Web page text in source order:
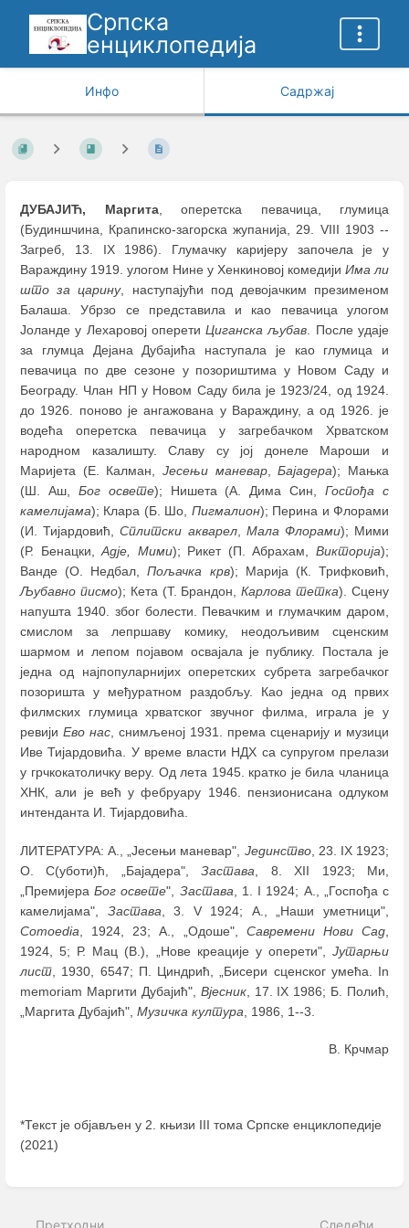
Српска
енциклопедија
Инфо Садржај
ДУБАЈИЋ, Маргита, оперетска певачица, глумица
(Будиншчина, Крапинско-загорска жупанија, 29. VIII 1903 --
Загреб, 13. IX 1986). Глумачку каријеру започела је у
Вараждину 1919. улогом Нине у Хенкиновој комедији Има ли
што за царину, наступајући под девојачким презименом
Балаша. Убрзо се представила и као певачица улогом
Јоланде у Лехаровој оперетиЦиганска љубав. После удаје
за глумца Дејана Дубајића наступала је као глумица и
певачица по две сезоне у позориштима у Новом Саду и
Београду. Члан НП у Новом Саду била је 1923/24, од 1924.
до 1926. поново је ангажована у Вараждину, а од 1926. је
водећа оперетска певачица у загребачком Хрватском
народном казалишту. Славу су јој донеле Мароши и
Маријета (Е. Калман, Јесењи маневар,Бајадера); Мањка
(Ш. Аш, Бог освете); Нишета (А. Дима Син,Госпођа с
камелијама); Клара (Б. Шо, Пигмалион); Перина и Флорами
(И. Тијардовић,Сплитски акварел, Мала Флорами); Мими
(Р. Бенацки,Адје, Мими); Рикет (П. Абрахам,Викторија);
Ванде (О. Недбал,Пољачка крв); Марија (К. Трифковић,
Љубавно писмо); Кета (Т. Брандон,Карлова тетка). Сцену
напушта 1940. због болести. Певачким и глумачким даром,
смислом за лепршаву комику, неодољивим сценским
шармом и лепом појавом освајала је публику. Постала је
једна од најпопуларнијих оперетских субрета загребачког
позоришта у међуратном раздобљу. Као једна од првих
филмских глумица хрватског звучног филма, играла је у
ревији Ево нас, снимљеној 1931. према сценарију и музици
Иве Тијардовића. У време власти НДХ са супругом прелази
у грчкокатоличку веру. Од лета 1945. кратко је била чланица
ХНК, али је већ у фебруару 1946. пензионисана одлуком
интенданта И. Тијардовића.
ЛИТЕРАТУРА: А., „Јесењи маневар", Јединство, 23. IX 1923;
О. С(уботи)ћ, „Бајадера",Застава , 8. XII 1923; Ми,
„ПремијераБог освете", Застава , 1. I 1924; А., „Госпођа с
камелијама", Застава , 3. V 1924; А., „Наши уметници",
Comoedia , 1924, 23; А., „Одоше", Савремени Нови Сад
1924, 5; Р. Мац (В.), „Нове креације у оперети", Јутарњи
лист , 1930, 6547; П. Циндрић, „Бисери сценског умећа. In
memoriam Маргити Дубајић", Вјесник, 17. IX 1986; Б. Полић,
„Mаргита Дубајић", Музичка култура , 1986, 1--3.
В. Крчмар
*Текст је објављен у 2. књизи III тома Српске енциклопедије
(2021)
Претходни Следећи